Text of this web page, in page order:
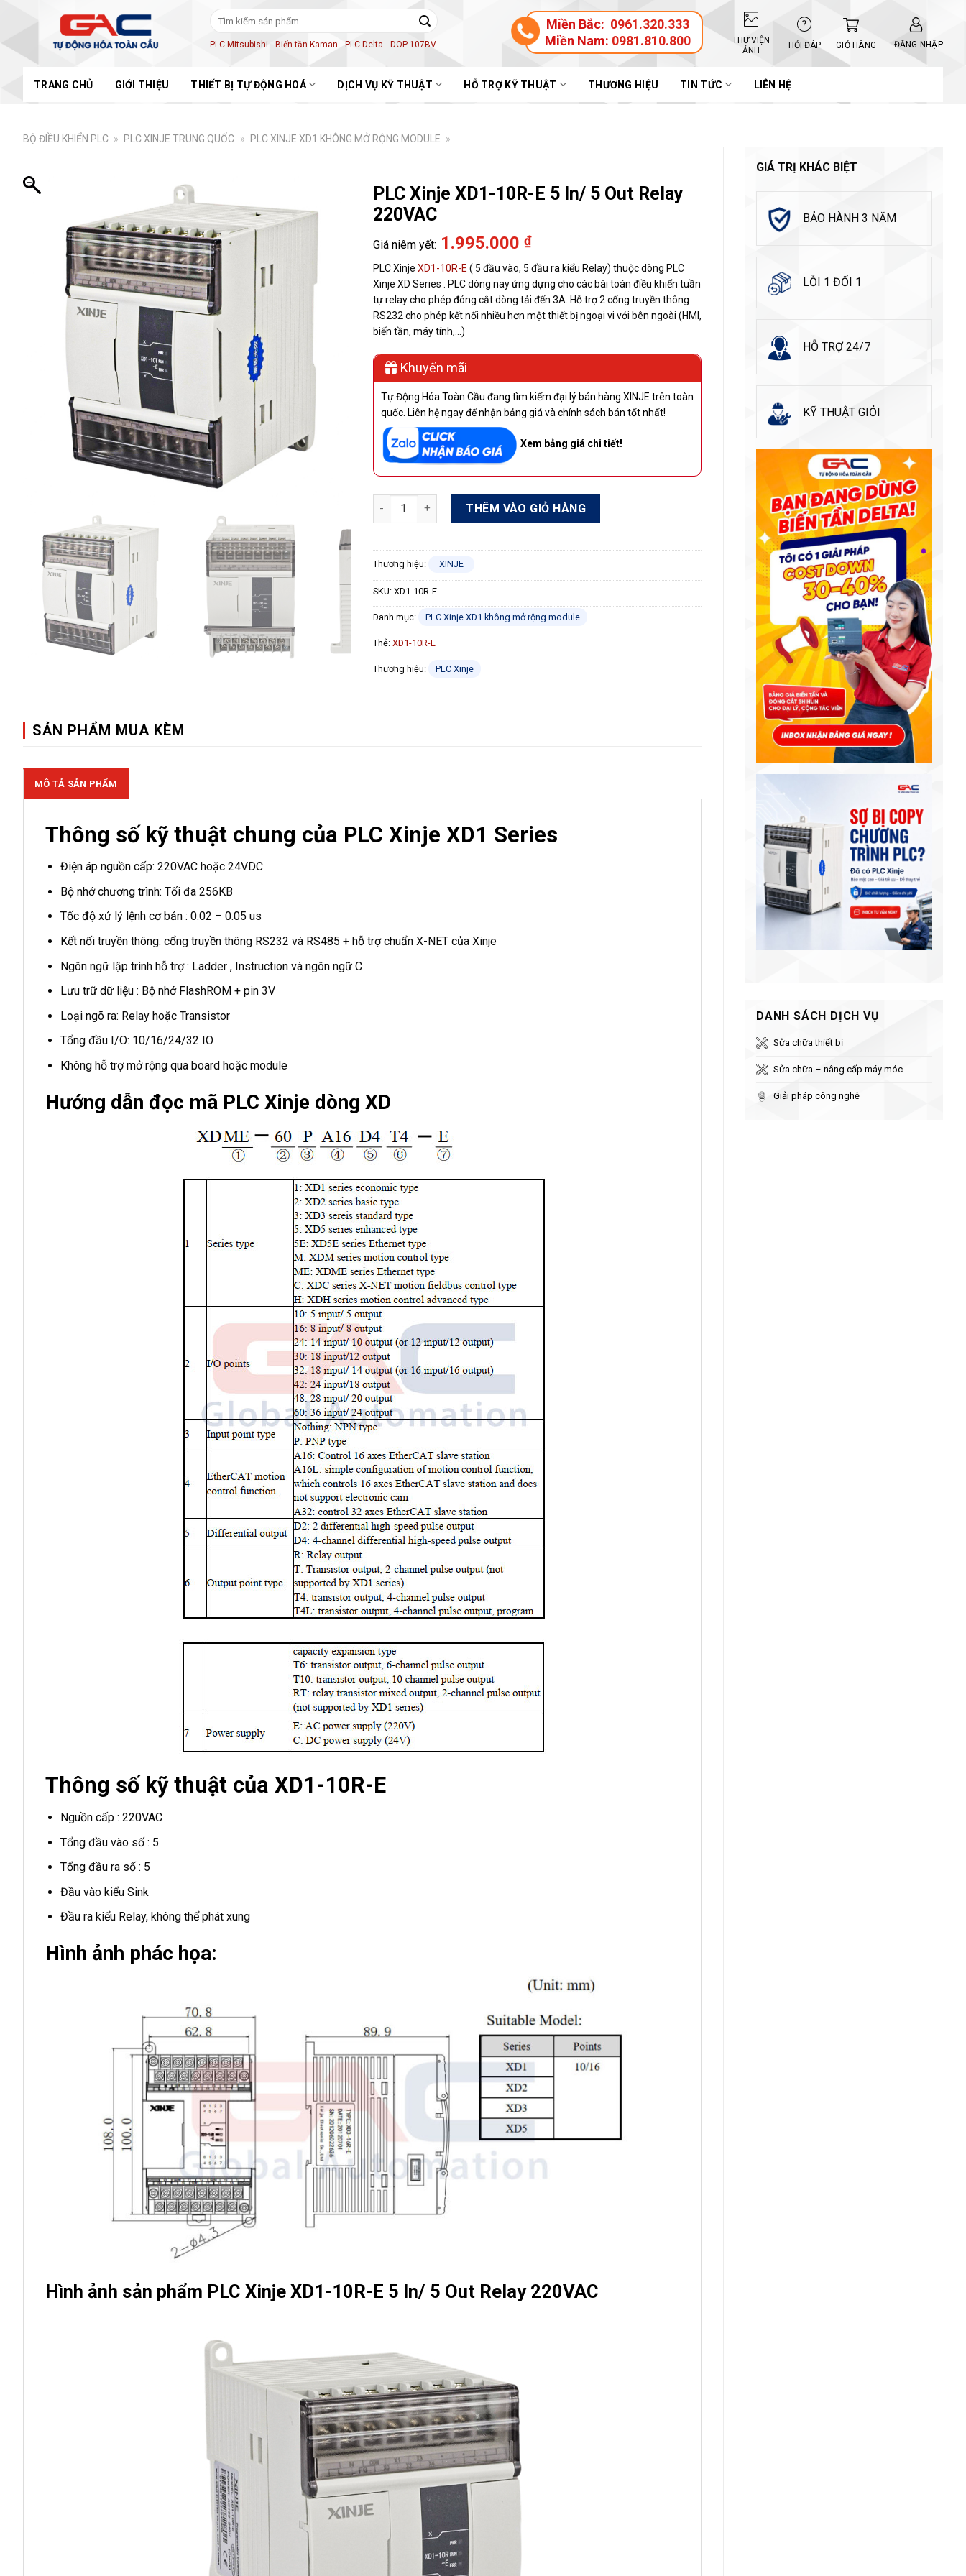
content
PLC Mitsubishi
Biến tần Kaman PLC Delta DOP-107BV
Miền Bắc: 0961.320.333
Miền Nam: 0981.810.800
THƯ VIỆN
ẢNH
HỎI ĐÁP GIỎ HÀNG ĐĂNG NHẬP
TRANG CHỦ GIỚI THIỆU THIẾT BỊ TỰ ĐỘNG HOÁ DỊCH VỤ KỸ THUẬT HỖ TRỢ KỸ THUẬT THƯƠNG HIỆU TIN TỨC LIÊN HỆ
BỘ ĐIỀU KHIỂN PLC » PLC XINJE TRUNG QUỐC » PLC XINJE XD1 KHÔNG MỞ RỘNG MODULE »
GIÁ TRỊ KHÁC BIỆT
BẢO HÀNH 3 NĂM
LỖI 1 ĐỔI 1
HỖ TRỢ 24/7
KỸ THUẬT GIỎI
DANH SÁCH DỊCH VỤ
Sửa chữa thiết bị
Sửa chữa – nâng cấp máy móc
Giải pháp công nghệ
PLC Xinje XD1-10R-E 5 In/ 5 Out Relay
220VAC
1.995.000 ₫
PLC Xinje XD1-10R-E ( 5 đầu vào, 5 đầu ra kiểu Relay) thuộc dòng PLC
Xinje XD Series . PLC dòng nay ứng dựng cho các bài toán điều khiển tuần
tự relay cho phép đóng cắt dòng tải đến 3A. Hỗ trợ 2 cổng truyền thông
RS232 cho phép kết nối nhiều hơn một thiết bị ngoại vi với bên ngoài (HMI,
biến tần, máy tính,…)
Khuyến mãi
Tự Động Hóa Toàn Cầu đang tìm kiếm đại lý bán hàng XINJE trên toàn
quốc. Liên hệ ngay để nhận bảng giá và chính sách bán tốt nhất!
Xem bảng giá chi tiết!
PLC Xinje XD1-10R-E 5 In/ 5 Out Relay 220VAC số lượng
THÊM VÀO GIỎ HÀNG
Thương hiệu: XINJE
SKU: XD1-10R-E
Danh mục: PLC Xinje XD1 không mở rộng module
Thẻ: XD1-10R-E
Thương hiệu: PLC Xinje
SẢN PHẨM MUA KÈM
MÔ TẢ SẢN PHẨM
Thông số kỹ thuật chung của PLC Xinje XD1 Series
Điện áp nguồn cấp: 220VAC hoặc 24VDC
Bộ nhớ chương trình: Tối đa 256KB
Tốc độ xử lý lệnh cơ bản : 0.02 – 0.05 us
Kết nối truyền thông: cổng truyền thông RS232 và RS485 + hỗ trợ chuẩn X-NET của Xinje
Ngôn ngữ lập trình hỗ trợ : Ladder , Instruction và ngôn ngữ C
Lưu trữ dữ liệu : Bộ nhớ FlashROM + pin 3V
Loại ngõ ra: Relay hoặc Transistor
Tổng đầu I/O: 10/16/24/32 IO
Không hỗ trợ mở rộng qua board hoặc module
Hướng dẫn đọc mã PLC Xinje dòng XD
Thông số kỹ thuật của XD1-10R-E
Nguồn cấp : 220VAC
Tổng đầu vào số : 5
Tổng đầu ra số : 5
Đầu vào kiểu Sink
Đầu ra kiểu Relay, không thể phát xung
Hình ảnh phác họa:
Hình ảnh sản phẩm PLC Xinje XD1-10R-E 5 In/ 5 Out Relay 220VAC